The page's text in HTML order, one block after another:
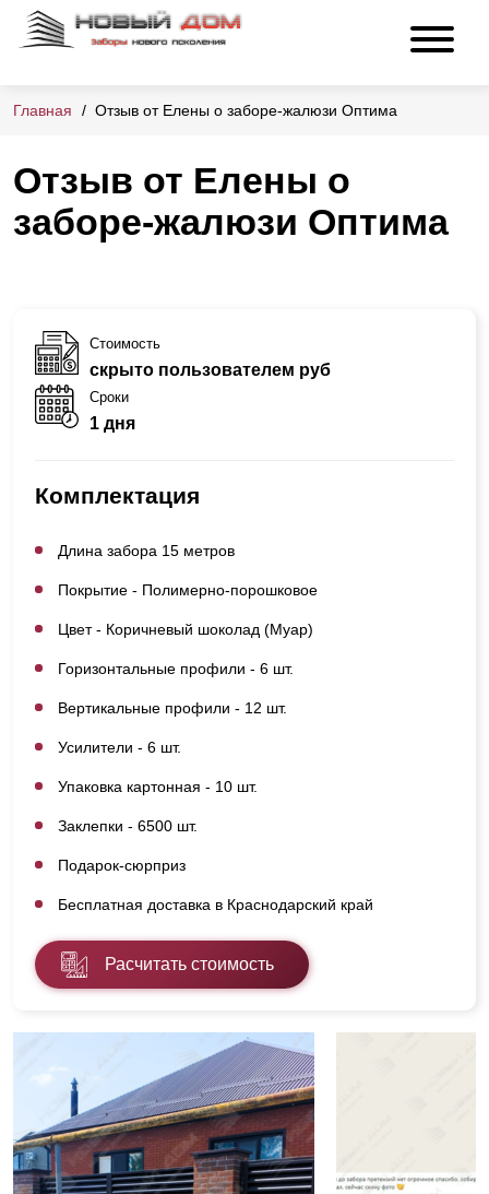
Главная Отзыв от Елены о заборе-жалюзи Оптима
Отзыв от Елены о
заборе-жалюзи Оптима
Стоимость
скрыто пользователем руб
Сроки
1 дня
Комплектация
Длина забора 15 метров
Покрытие - Полимерно-порошковое
Цвет - Коричневый шоколад (Муар)
Горизонтальные профили - 6 шт.
Вертикальные профили - 12 шт.
Усилители - 6 шт.
Упаковка картонная - 10 шт.
Заклепки - 6500 шт.
Подарок-сюрприз
Бесплатная доставка в Краснодарский край
Расчитать стоимость